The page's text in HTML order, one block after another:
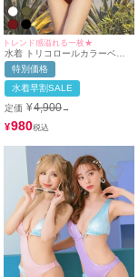
トレンド感溢れる一枚★
水着 トリコロールカラーベル
ト付モノキニ体型カバーワンピ
ースビキニ
特別価格
水着早割SALE
定価 ¥4,900→
¥980